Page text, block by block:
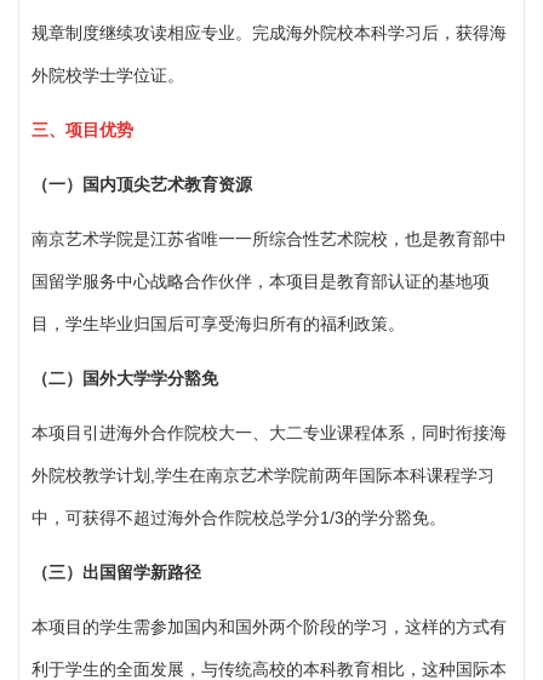
规章制度继续攻读相应专业。完成海外院校本科学习后，获得海
外院校学士学位证。
三、 项目优势
（一）国内顶尖艺术教育资源
南京艺术学院是江苏省唯一一所综合性艺术院校，也是教育部中
国留学服务中心战略合作伙伴，本项目是教育部认证的基地项
目，学生毕业归国后可享受海归所有的福利政策。
（二）国外大学学分豁免
本项目引进海外合作院校大一、大二专业课程体系，同时衔接海
外院校教学计划 ,学生在南京艺术学院前两年国际本科课程学习
中，可获得不超过海外合作院校总学分1/3的学分豁免。
（三）出国留学新路径
本项目的学生需参加国内和国外两个阶段的学习，这样的方式有
利于学生的全面发展，与传统高校的本科教育相比，这种国际本